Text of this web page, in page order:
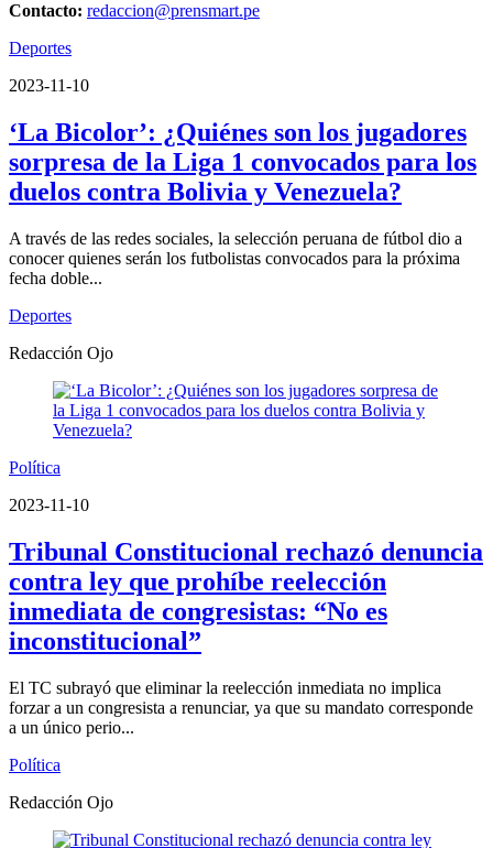
Contacto: redaccion@prensmart.pe
Deportes
2023-11-10
‘La Bicolor’: ¿Quiénes son los jugadores
sorpresa de la Liga 1 convocados para los
duelos contra Bolivia y Venezuela?
A través de las redes sociales, la selección peruana de fútbol dio a
conocer quienes serán los futbolistas convocados para la próxima
fecha doble...
Deportes
Redacción Ojo
Política
2023-11-10
Tribunal Constitucional rechazó denuncia
contra ley que prohíbe reelección
inmediata de congresistas: “No es
inconstitucional”
El TC subrayó que eliminar la reelección inmediata no implica
forzar a un congresista a renunciar, ya que su mandato corresponde
a un único perio...
Política
Redacción Ojo